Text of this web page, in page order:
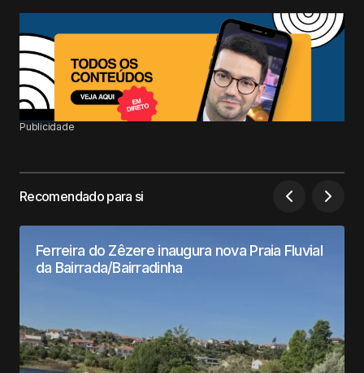
Publicidade
Recomendado para si
Ferreira do Zêzere inaugura nova Praia Fluvial
da Bairrada/Bairradinha